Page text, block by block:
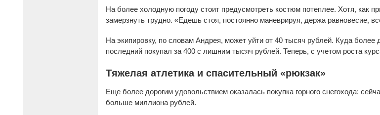
На более холодную погоду стоит предусмотреть костюм потеплее. Хотя, как
замерзнуть трудно. «Едешь стоя, постоянно маневрируя, держа равновесие,
На экипировку, по словам Андрея, может уйти от 40 тысяч рублей. Куда более
последний покупал за 400 с лишним тысяч рублей. Теперь, с учетом роста
Тяжелая атлетика и спасительный «рюкзак»
Еще более дорогим удовольствием оказалась покупка горного снегохода:
больше миллиона рублей.